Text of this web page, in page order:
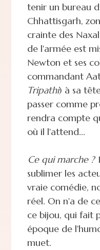
tenir un bureau
Chhattisgarh,
crainte des
de l'armée est
Newton et ses
commandant
Tripathi) à sa
passer comme
rendra compte
où il l'attend...
Ce qui marche ?
sublimer les
vraie comédie,
réel. On n'a de
ce bijou, qui fait
époque de
muet.